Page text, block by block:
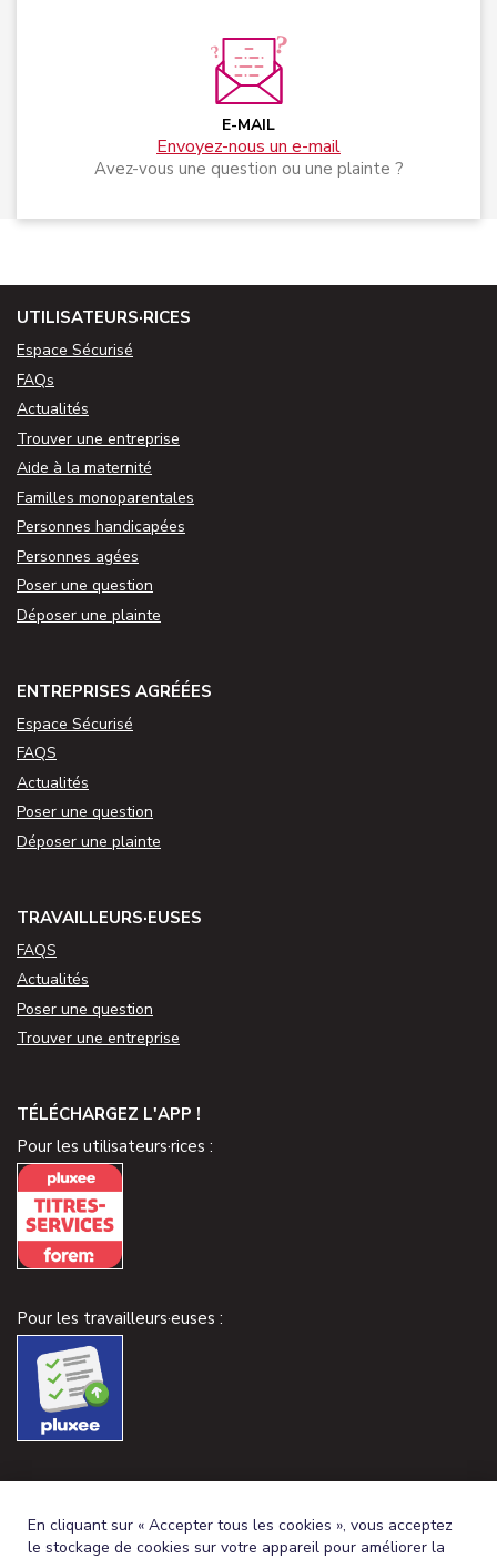
E-MAIL
Envoyez-nous un e-mail
Avez-vous une question ou une plainte ?
UTILISATEURS·RICES
Espace Sécurisé
FAQs
Actualités
Trouver une entreprise
Aide à la maternité
Familles monoparentales
Personnes handicapées
Personnes agées
Poser une question
Déposer une plainte
ENTREPRISES AGRÉÉES
Espace Sécurisé
FAQS
Actualités
Poser une question
Déposer une plainte
TRAVAILLEURS·EUSES
FAQS
Actualités
Poser une question
Trouver une entreprise
TÉLÉCHARGEZ L'APP !
Pour les utilisateurs·rices :
Pour les travailleurs·euses :
En cliquant sur « Accepter tous les cookies », vous acceptez
le stockage de cookies sur votre appareil pour améliorer la